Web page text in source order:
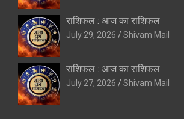
राशिफल : आज का राशिफल
July 29, 2026 Shivam Mail
राशिफल : आज का राशिफल
July 27, 2026 Shivam Mail